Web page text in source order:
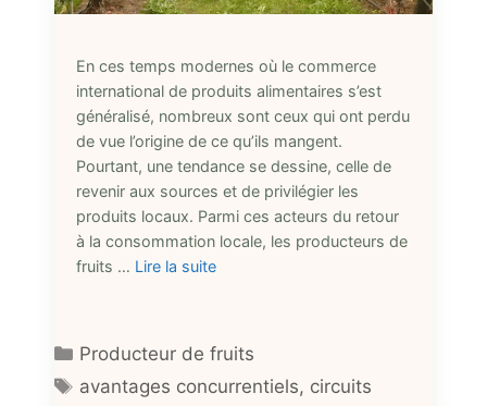
En ces temps modernes où le commerce
international de produits alimentaires s’est
généralisé, nombreux sont ceux qui ont perdu
de vue l’origine de ce qu’ils mangent.
Pourtant, une tendance se dessine, celle de
revenir aux sources et de privilégier les
produits locaux. Parmi ces acteurs du retour
à la consommation locale, les producteurs de
fruits … Lire la suite
Catégories
Producteur de fruits
Étiquettes
avantages concurrentiels, circuits